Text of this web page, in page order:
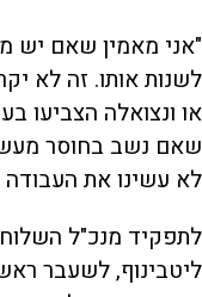
"אני מאמין שאם יש
לשנות אותו. זה לא
או ונצואלה הצביעו
שאם נשב בחוסר
לא עשינו את
לתפקיד מנכ"ל
ליטבינוף, לשעבר